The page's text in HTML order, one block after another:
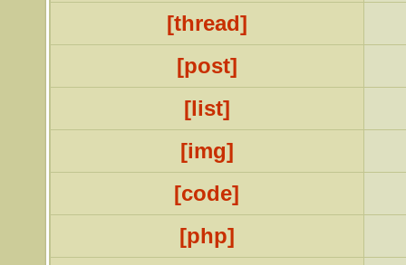
[thread]
[post]
[list]
[img]
[code]
[php]